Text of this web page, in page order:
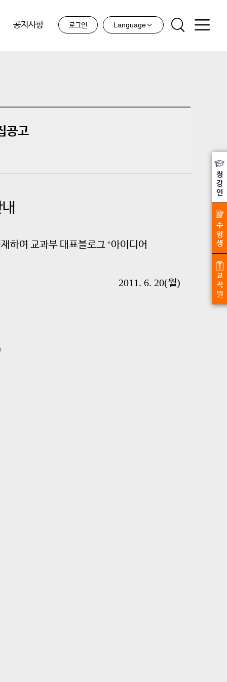
공지사항 로그인 Language
공고
하여 교과부 대표블로그 ‘아이디어
2011. 6. 20(월)
청
강
인
수
험
생
교
직
원